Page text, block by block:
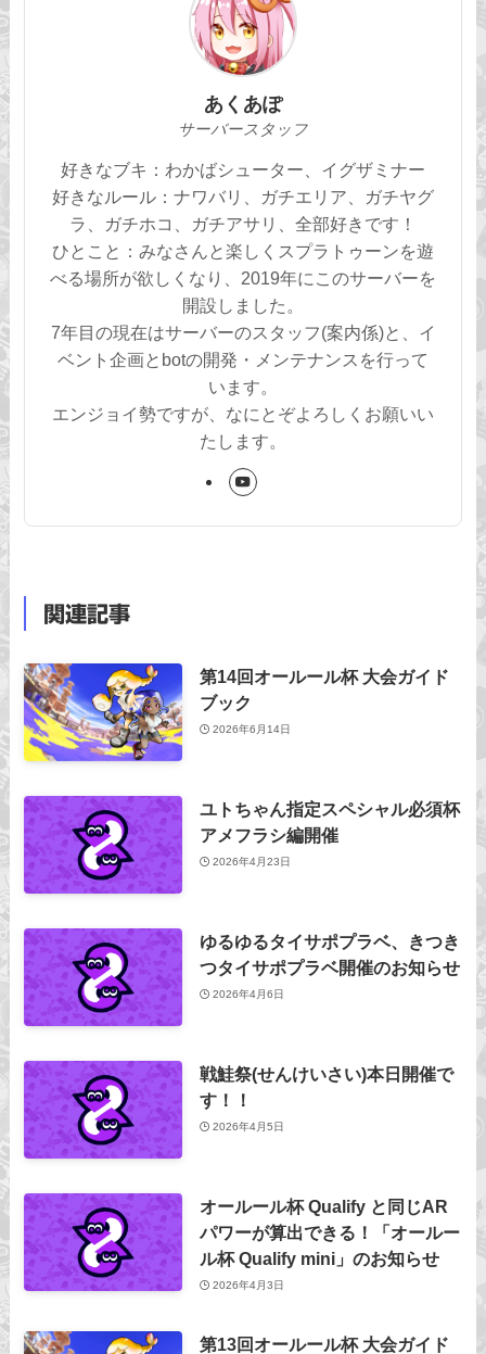
あくあぽ
サーバースタッフ
好きなブキ：わかばシューター、イグザミナー
好きなルール：ナワバリ、ガチエリア、ガチヤグ
ラ、ガチホコ、ガチアサリ、全部好きです！
ひとこと：みなさんと楽しくスプラトゥーンを遊
べる場所が欲しくなり、2019年にこのサーバーを
開設しました。
7年目の現在はサーバーのスタッフ(案内係)と、イ
ベント企画とbotの開発・メンテナンスを行って
います。
エンジョイ勢ですが、なにとぞよろしくお願いい
たします。
関連記事
第14回オールール杯 大会ガイド
ブック
2026年6月14日
ユトちゃん指定スペシャル必須杯
アメフラシ編開催
2026年4月23日
ゆるゆるタイサポプラベ、きつき
つタイサポプラベ開催のお知らせ
2026年4月6日
戦鮭祭(せんけいさい)本日開催で
す！！
2026年4月5日
オールール杯 Qualify と同じAR
パワーが算出できる！「オールー
ル杯 Qualify mini」のお知らせ
2026年4月3日
第13回オールール杯 大会ガイド